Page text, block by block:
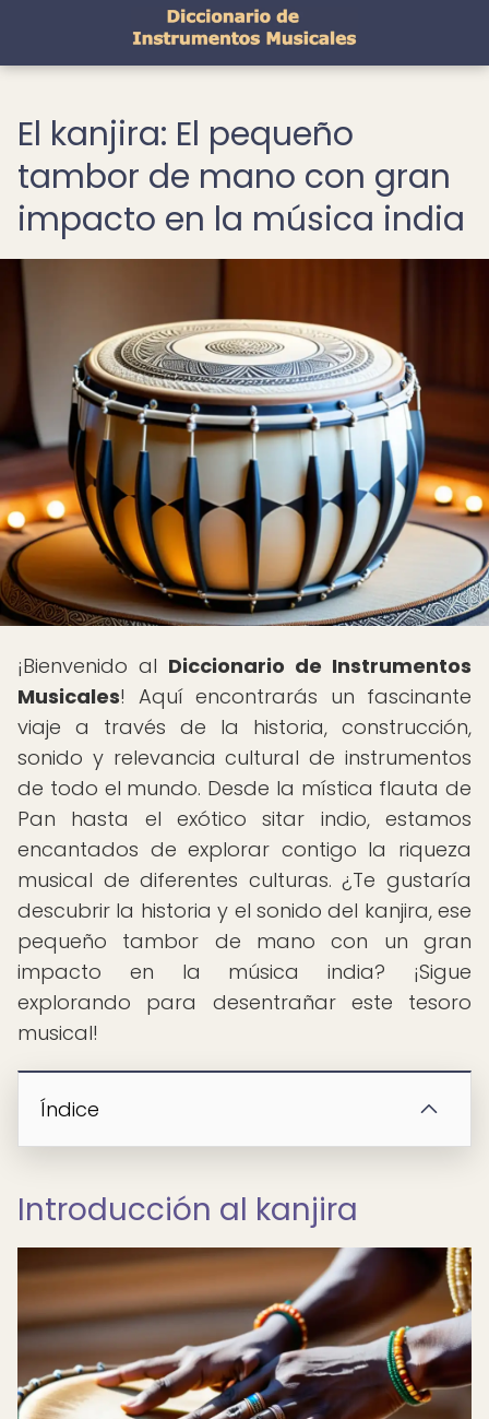
El kanjira: El pequeño
tambor de mano con gran
impacto en la música india
¡Bienvenido al Diccionario de Instrumentos
Musicales! Aquí encontrarás un fascinante
viaje a través de la historia, construcción,
sonido y relevancia cultural de instrumentos
de todo el mundo. Desde la mística flauta de
Pan hasta el exótico sitar indio, estamos
encantados de explorar contigo la riqueza
musical de diferentes culturas. ¿Te gustaría
descubrir la historia y el sonido del kanjira, ese
pequeño tambor de mano con un gran
impacto en la música india? ¡Sigue
explorando para desentrañar este tesoro
musical!
Índice
Introducción al kanjira